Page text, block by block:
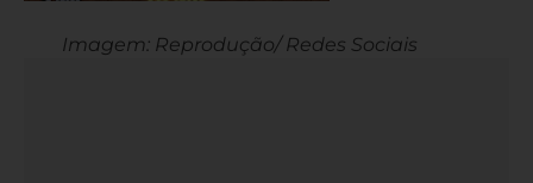
Imagem: Reprodução/ Redes Sociais